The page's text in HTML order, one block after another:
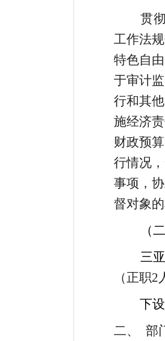
贯
工作法
特色自
于审计
行和其
施经济
财政预
行情况
事项，
督对象
（
三亚
（正职2
下
二、
部